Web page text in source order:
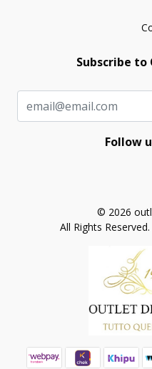
Subscribe
Follow
© 2026
All Rights Reserved.